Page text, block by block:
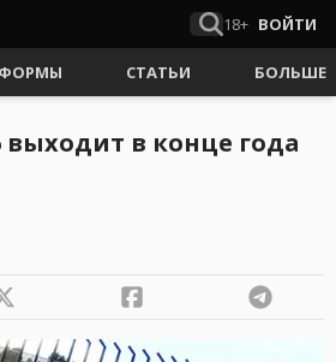
18+ ВОЙТИ
СТАТЬИ БОЛЬШЕ
выходит в конце года